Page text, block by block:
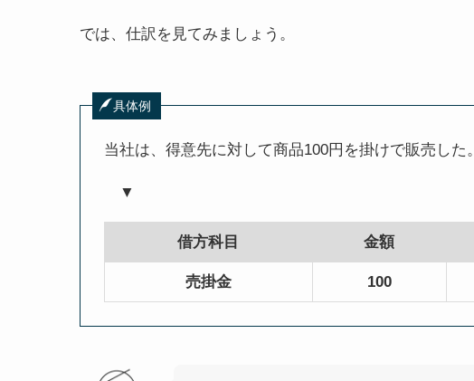
では、仕訳を見てみましょう。
具体例
当社は、得意先に対して商品100円を掛けで販売した。
▼
借方科目 金額
売掛金 100